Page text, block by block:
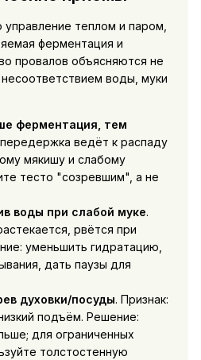
управление теплом и паром,
ферментация и
провалов объясняются не
воды, муки
ферментация, тем
ведёт к распаду
мякишу и слабому
тесто "созревшим", а не
воды при слабой муке.
рвётся при
уменьшить гидратацию,
дать паузы для
духовки/посуды. Признак:
подъём. Решение:
для ограниченных
толстостенную